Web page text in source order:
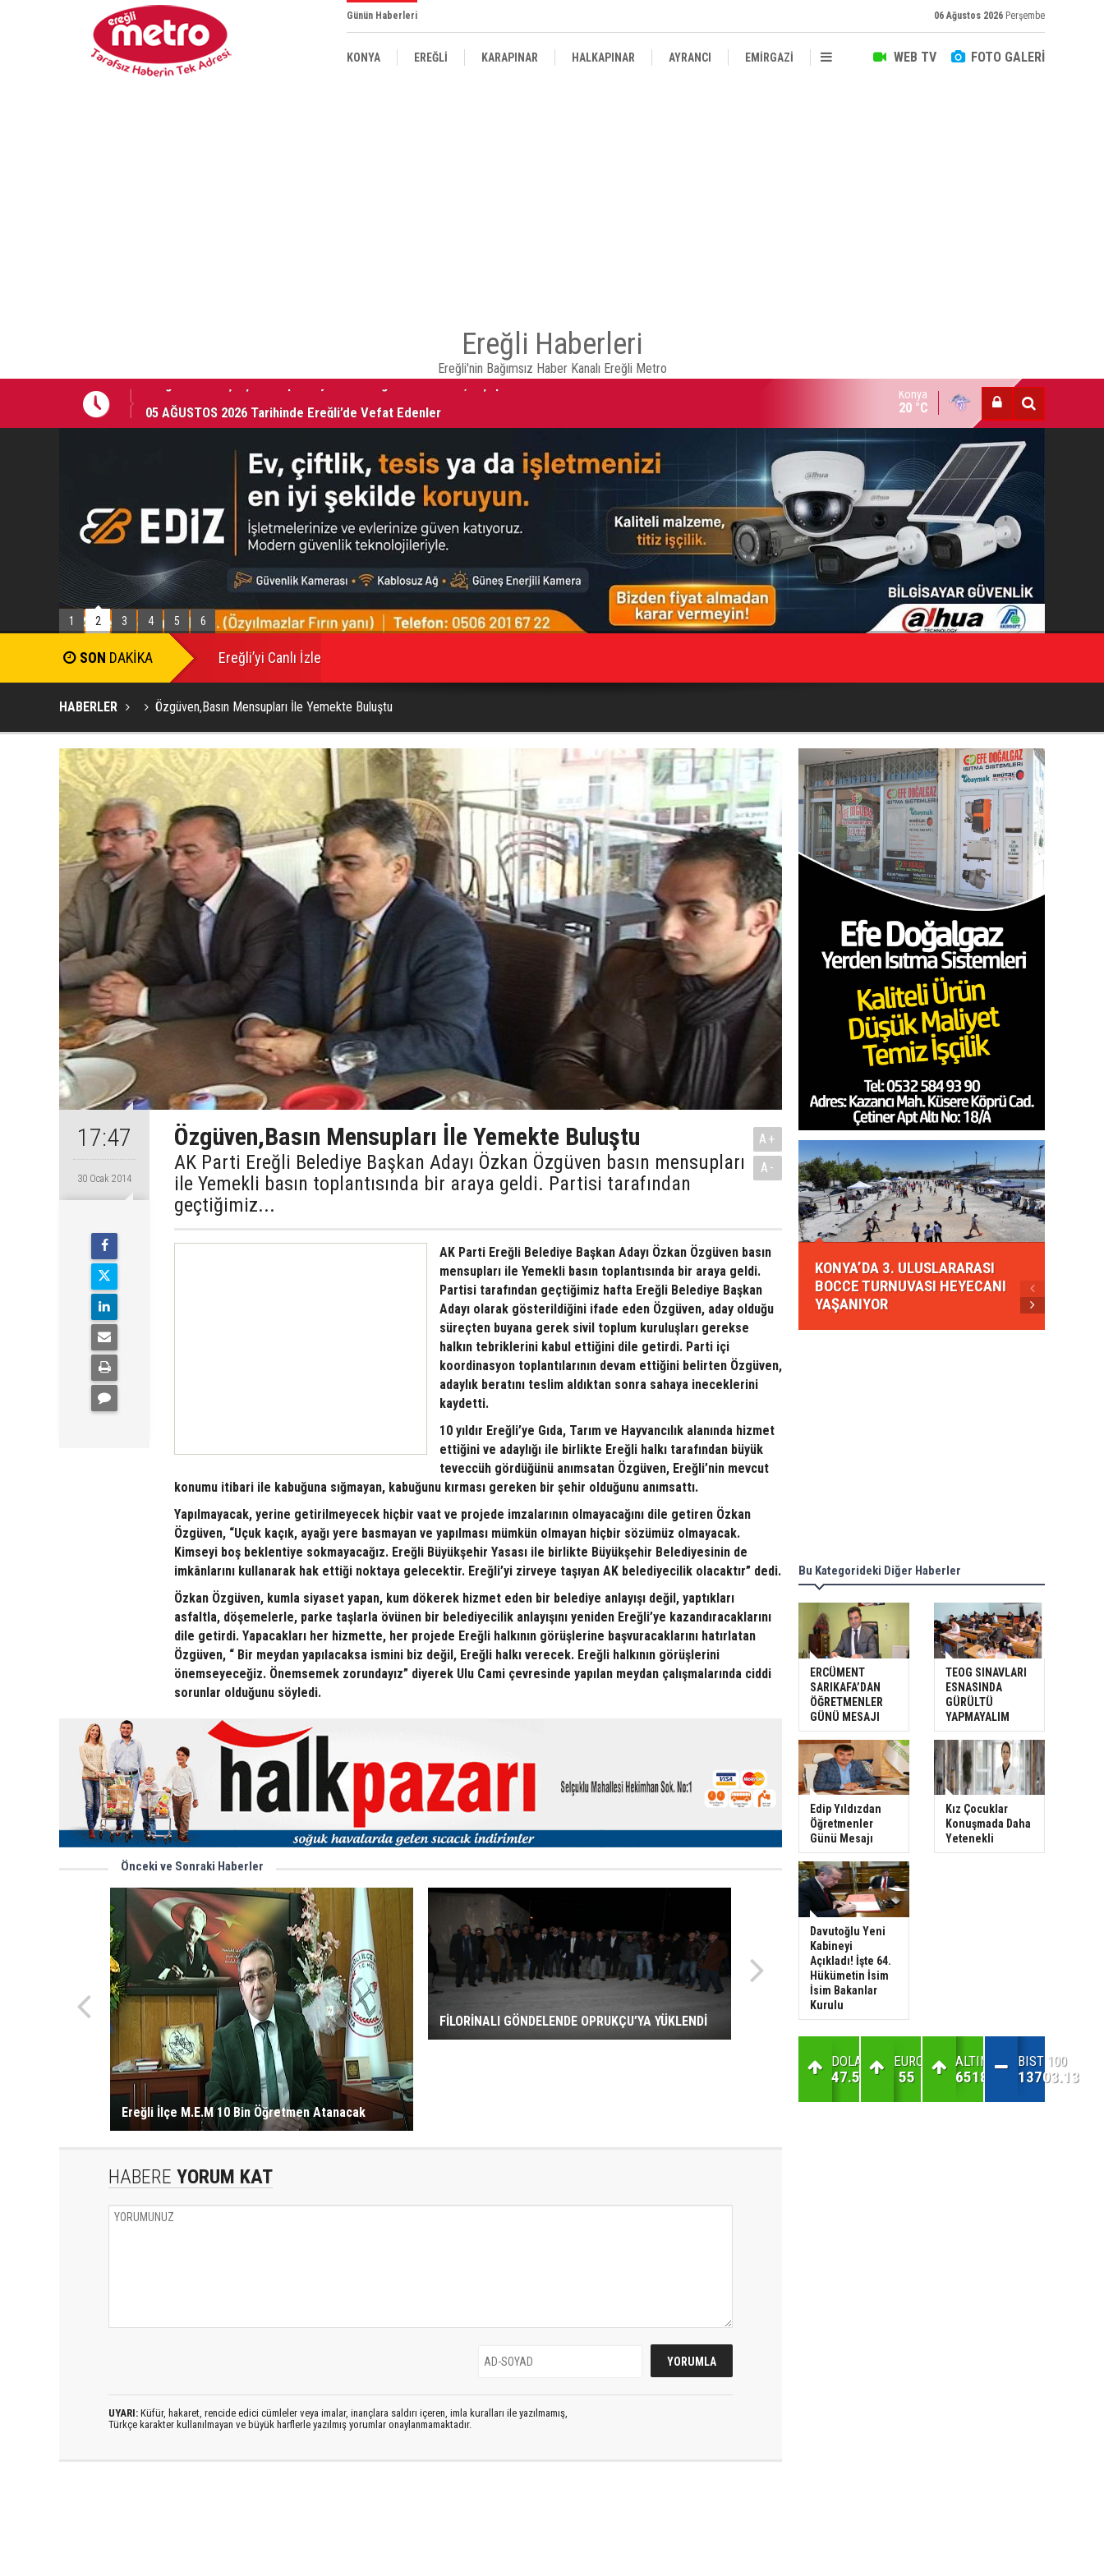
Günün Haberleri 06 Ağustos 2026 Perşembe
WEB TV FOTO GALERİ
KONYA EREĞLİ KARAPINAR HALKAPINAR AYRANCI EMİRGAZİ
Ereğli Haberleri
Ereğli'nin Bağımsız Haber Kanalı Ereğli Metro
05 AĞUSTOS 2026 Tarihinde Ereğli’de Vefat Edenler ŞAHESTE HOTAMIŞ VEFAT ETTİ
Konya
20 °C
1 2 3 4 5 6
Ereğli’yi Canlı İzle
HABERLER Özgüven,Basın Mensupları İle Yemekte Buluştu
17:47
30 Ocak 2014
Özgüven,Basın Mensupları İle Yemekte Buluştu
AK Parti Ereğli Belediye Başkan Adayı Özkan Özgüven basın mensupları
ile Yemekli basın toplantısında bir araya geldi. Partisi tarafından
geçtiğimiz...
A+
A-
AK Parti Ereğli Belediye Başkan Adayı Özkan Özgüven basın
mensupları ile Yemekli basın toplantısında bir araya geldi.
Partisi tarafından geçtiğimiz hafta Ereğli Belediye Başkan
Adayı olarak gösterildiğini ifade eden Özgüven, aday olduğu
süreçten buyana gerek sivil toplum kuruluşları gerekse
halkın tebriklerini kabul ettiğini dile getirdi. Parti içi
koordinasyon toplantılarının devam ettiğini belirten Özgüven,
adaylık beratını teslim aldıktan sonra sahaya ineceklerini
kaydetti.
10 yıldır Ereğli’ye Gıda, Tarım ve Hayvancılık alanında hizmet
ettiğini ve adaylığı ile birlikte Ereğli halkı tarafından büyük
teveccüh gördüğünü anımsatan Özgüven, Ereğli’nin mevcut
konumu itibari ile kabuğuna sığmayan, kabuğunu kırması gereken bir şehir olduğunu anımsattı.
Yapılmayacak, yerine getirilmeyecek hiçbir vaat ve projede imzalarının olmayacağını dile getiren Özkan
Özgüven, “Uçuk kaçık, ayağı yere basmayan ve yapılması mümkün olmayan hiçbir sözümüz olmayacak.
Kimseyi boş beklentiye sokmayacağız. Ereğli Büyükşehir Yasası ile birlikte Büyükşehir Belediyesinin de
imkânlarını kullanarak hak ettiği noktaya gelecektir. Ereğli’yi zirveye taşıyan AK belediyecilik olacaktır” dedi.
Özkan Özgüven, kumla siyaset yapan, kum dökerek hizmet eden bir belediye anlayışı değil, yaptıkları
asfaltla, döşemelerle, parke taşlarla övünen bir belediyecilik anlayışını yeniden Ereğli’ye kazandıracaklarını
dile getirdi. Yapacakları her hizmette, her projede Ereğli halkının görüşlerine başvuracaklarını hatırlatan
Özgüven, “ Bir meydan yapılacaksa ismini biz değil, Ereğli halkı verecek. Ereğli halkının görüşlerini
önemseyeceğiz. Önemsemek zorundayız” diyerek Ulu Cami çevresinde yapılan meydan çalışmalarında ciddi
sorunlar olduğunu söyledi.
Önceki ve Sonraki Haberler
Ereğli İlçe M.E.M 10 Bin Öğretmen Atanacak
FİLORİNALI GÖNDELENDE OPRUKÇU’YA YÜKLENDİ
HABERE YORUM KAT
UYARI: Küfür, hakaret, rencide edici cümleler veya imalar, inançlara saldırı içeren, imla kuralları ile yazılmamış,
Türkçe karakter kullanılmayan ve büyük harflerle yazılmış yorumlar onaylanmamaktadır.
KONYA’DA 3. ULUSLARARASI
BOCCE TURNUVASI HEYECANI
YAŞANIYOR
Bu Kategorideki Diğer Haberler
ERCÜMENT
SARIKAFA’DAN
ÖĞRETMENLER
GÜNÜ MESAJI
TEOG SINAVLARI
ESNASINDA
GÜRÜLTÜ
YAPMAYALIM
Edip Yıldızdan
Öğretmenler
Günü Mesajı
Kız Çocuklar
Konuşmada Daha
Yetenekli
Davutoğlu Yeni
Kabineyi
Açıkladı! İşte 64.
Hükümetin İsim
İsim Bakanlar
Kurulu
DOLAR
47.59
EURO
55
ALTIN
6518.05
BIST 100
13703.13